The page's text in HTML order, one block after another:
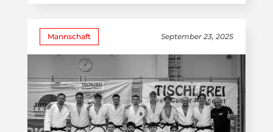
Mannschaft September 23, 2025